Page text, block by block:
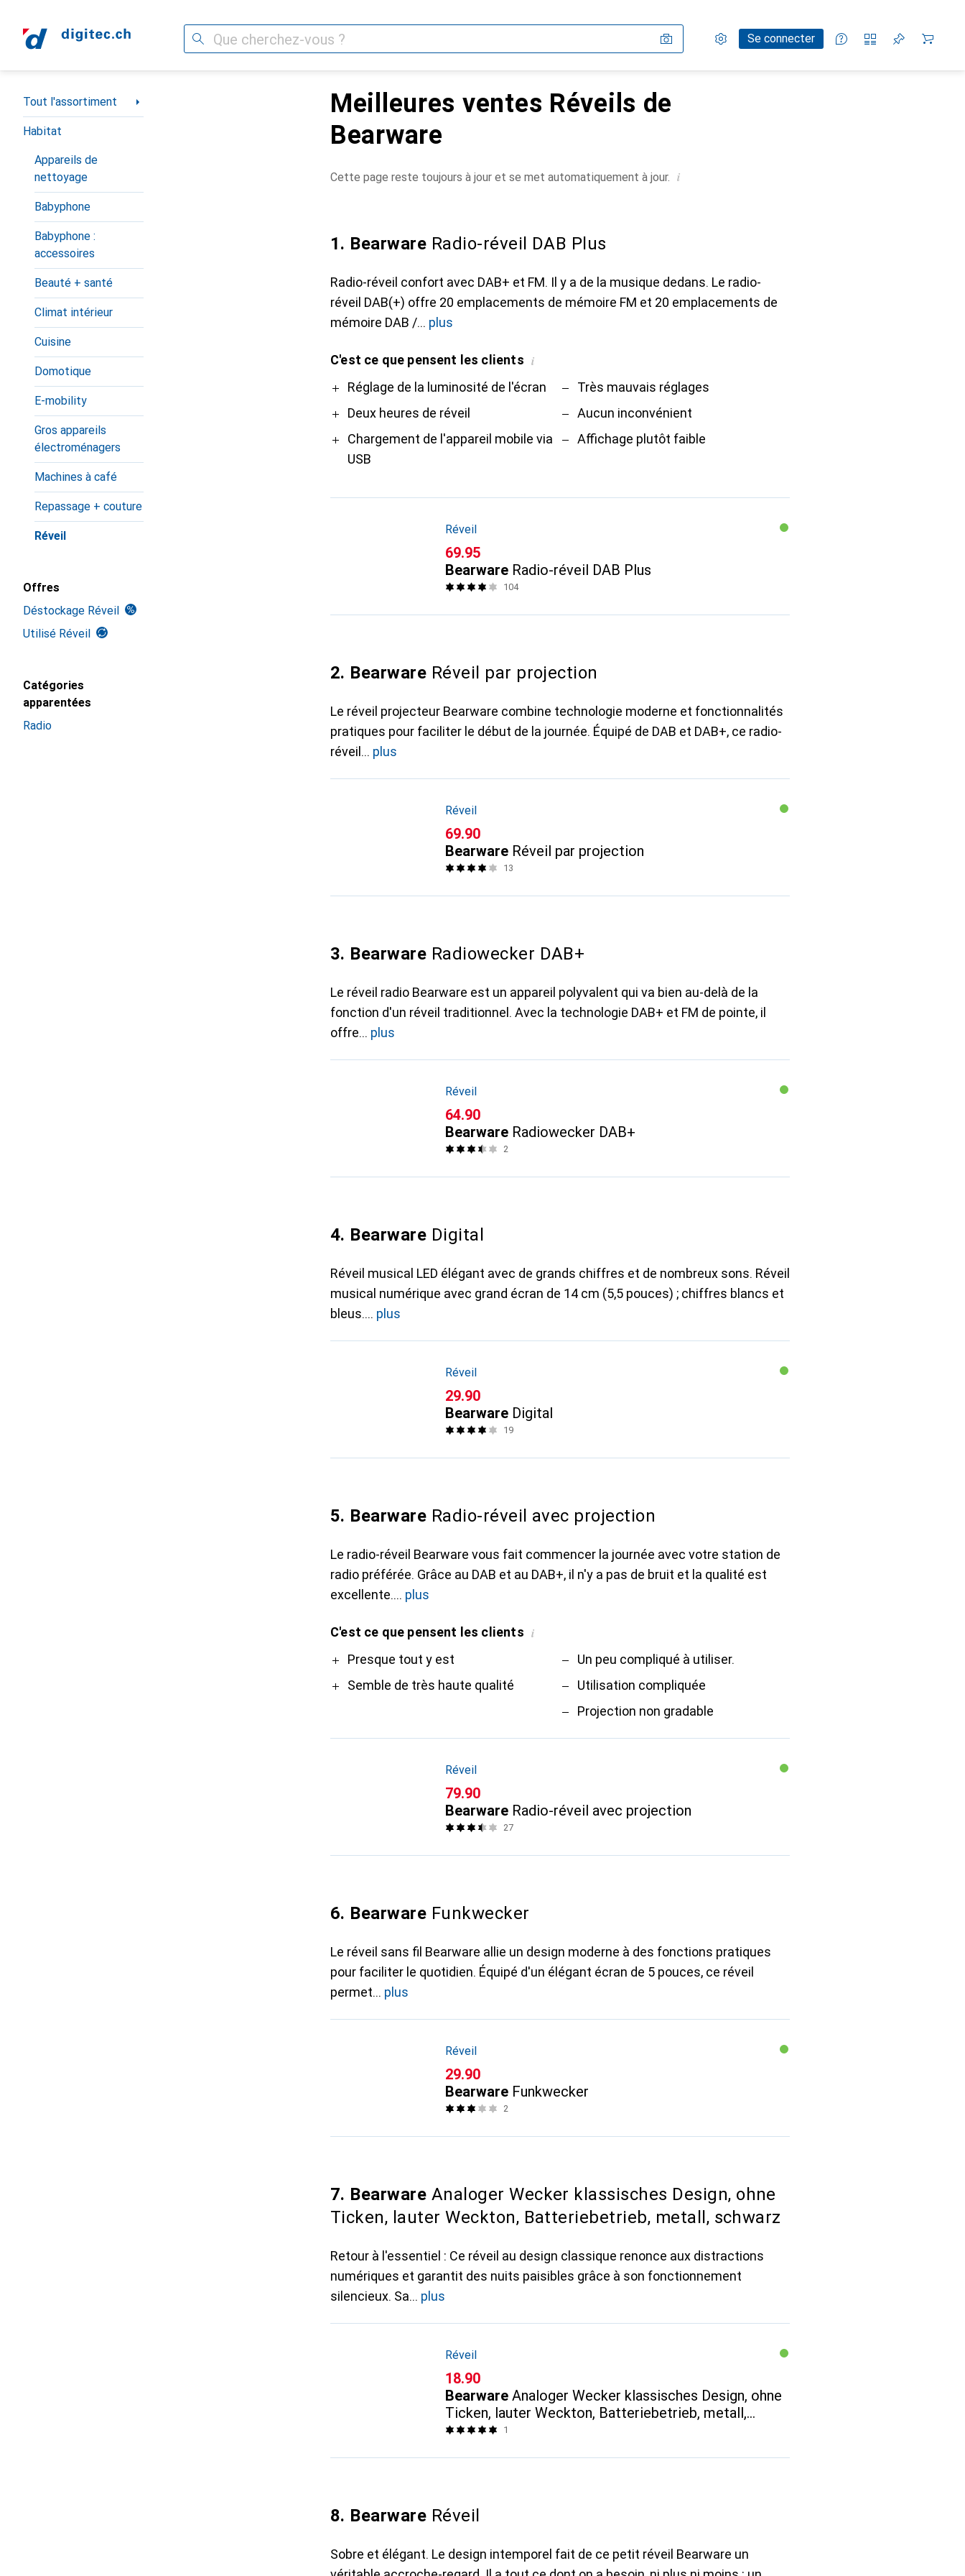
Recherche Paramètres
Compte clientSe connecter
Listes de comparaison
Listes d'envies
Panier
Navigation par catégorie
Tout l'assortiment
Habitat
Appareils de
nettoyage
Babyphone
Babyphone :
accessoires
Beauté + santé
Climat intérieur
Cuisine
Domotique
E-mobility
Gros appareils
électroménagers
Machines à café
Repassage + couture
Réveil
Offres
Déstockage Réveil
Utilisé Réveil
Catégories
apparentées
Radio
Meilleures ventes Réveils de
Bearware
Cette page reste toujours à jour et se met automatiquement à jour. i
1. Bearware Radio-réveil DAB Plus
Radio-réveil confort avec DAB+ et FM. Il y a de la musique dedans. Le radio-
réveil DAB(+) offre 20 emplacements de mémoire FM et 20 emplacements de
mémoire DAB /
plus
C'est ce que pensent les clients i
ProRéglage de la luminosité de l'écran
Deux heures de réveil
Chargement de l'appareil mobile via
USB
Contre
Très mauvais réglages
Aucun inconvénient
Affichage plutôt faible
Réveil
CHF
69.95
Bearware Radio-réveil DAB Plus
104
2. Bearware Réveil par projection
Le réveil projecteur Bearware combine technologie moderne et fonctionnalités
pratiques pour faciliter le début de la journée. Équipé de DAB et DAB+, ce radio-
réveil
plus
Réveil
CHF
69.90
Bearware Réveil par projection
13
3. Bearware Radiowecker DAB+
Le réveil radio Bearware est un appareil polyvalent qui va bien au-delà de la
fonction d'un réveil traditionnel. Avec la technologie DAB+ et FM de pointe, il
offre
plus
Réveil
CHF
64.90
Bearware Radiowecker DAB+
2
4. Bearware Digital
Réveil musical LED élégant avec de grands chiffres et de nombreux sons. Réveil
musical numérique avec grand écran de 14 cm (5,5 pouces) ; chiffres blancs et
bleus.
plus
Réveil
CHF
29.90
Bearware Digital
19
5. Bearware Radio-réveil avec projection
Le radio-réveil Bearware vous fait commencer la journée avec votre station de
radio préférée. Grâce au DAB et au DAB+, il n'y a pas de bruit et la qualité est
excellente.
plus
C'est ce que pensent les clients i
ProPresque tout y est
Semble de très haute qualité
Contre
Un peu compliqué à utiliser.
Utilisation compliquée
Projection non gradable
Réveil
CHF
79.90
Bearware Radio-réveil avec projection
27
6. Bearware Funkwecker
Le réveil sans fil Bearware allie un design moderne à des fonctions pratiques
pour faciliter le quotidien. Équipé d'un élégant écran de 5 pouces, ce réveil
permet
plus
Réveil
CHF
29.90
Bearware Funkwecker
2
7. Bearware Analoger Wecker klassisches Design, ohne
Ticken, lauter Weckton, Batteriebetrieb, metall, schwarz
Retour à l'essentiel : Ce réveil au design classique renonce aux distractions
numériques et garantit des nuits paisibles grâce à son fonctionnement
silencieux. Sa
plus
Réveil
CHF
18.90
Bearware Analoger Wecker klassisches Design, ohne
Ticken, lauter Weckton, Batteriebetrieb, metall,
schwarz
1
8. Bearware Réveil
Sobre et élégant. Le design intemporel fait de ce petit réveil Bearware un